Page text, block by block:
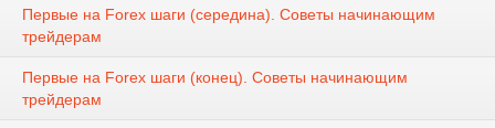
Первые на Forex шаги (середина). Советы начинающим
трейдерам
Первые на Forex шаги (конец). Советы начинающим
трейдерам